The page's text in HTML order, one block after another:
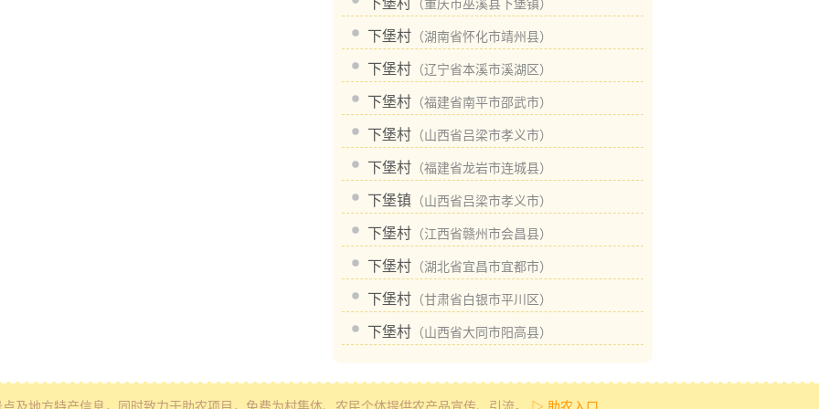
下堡村 （重庆市巫溪县下堡镇）
下堡村 （湖南省怀化市靖州县）
下堡村 （辽宁省本溪市溪湖区）
下堡村 （福建省南平市邵武市）
下堡村 （山西省吕梁市孝义市）
下堡村 （福建省龙岩市连城县）
下堡镇 （山西省吕梁市孝义市）
下堡村 （江西省赣州市会昌县）
下堡村 （湖北省宜昌市宜都市）
下堡村 （甘肃省白银市平川区）
下堡村 （山西省大同市阳高县）